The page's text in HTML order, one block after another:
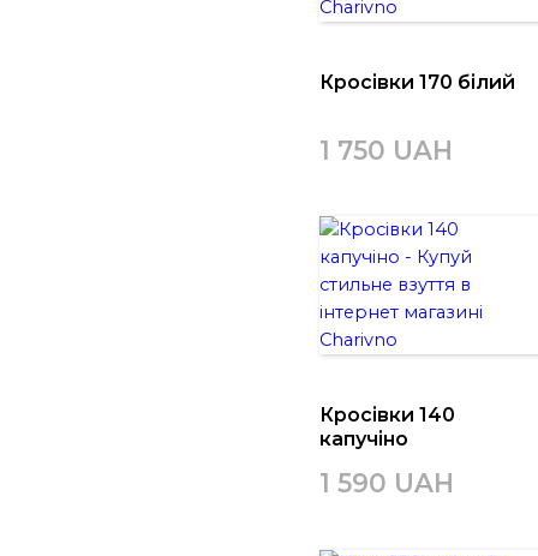
Кросівки 170 білий
1 750 UAH
Кросівки 140
капучіно
1 590 UAH